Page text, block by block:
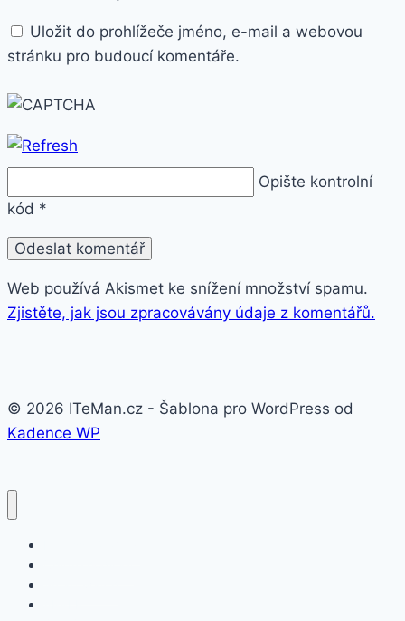
Uložit do prohlížeče jméno, e-mail a webovou
stránku pro budoucí komentáře.
Opište kontrolní
kód *
Web používá Akismet ke snížení množství spamu.
Zjistěte, jak jsou zpracovávány údaje z komentářů.
© 2026 ITeMan.cz - Šablona pro WordPress od
Kadence WP